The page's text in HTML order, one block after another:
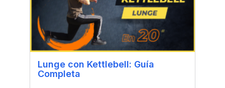
Lunge con Kettlebell: Guía
Completa